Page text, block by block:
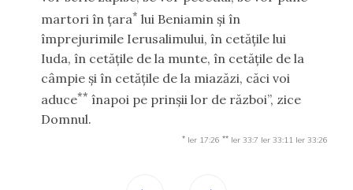
martori în ţara* lui Beniamin şi în
împrejurimile Ierusalimului, în cetăţile lui
Iuda, în cetăţile de la munte, în cetăţile de la
câmpie şi în cetăţile de la miazăzi, căci voi
aduce** înapoi pe prinşii lor de război”, zice
Domnul.
* Ier 17:26 ** Ier 33:7 Ier 33:11 Ier 33:26